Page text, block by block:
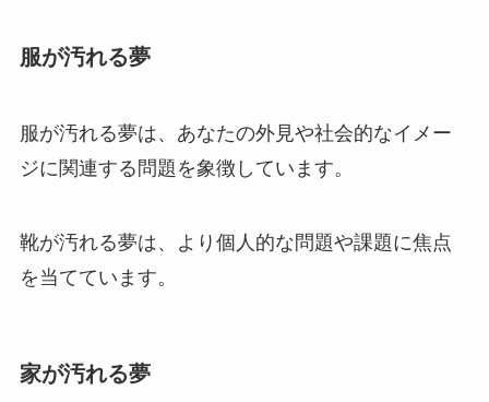
服が汚れる夢
服が汚れる夢は、あなたの外見や社会的なイメー
ジに関連する問題を象徴しています。
靴が汚れる夢は、より個人的な問題や課題に焦点
を当てています。
家が汚れる夢